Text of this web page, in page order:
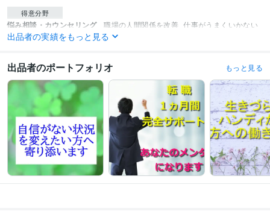
得意分野
悩み相談・カウンセリング 職場の人間関係を改善 仕事がうまくいかない
状況を改善 障害やハンディがある方への働き方支援
学習指導・資格・キャリア相談
る） 自己理解（なかなか採用をつかめない）
面接対策（年齢で諦めてい
る） 職務経歴書の添削（書類選考を通過したい） 自立応援（離婚して働
く必要がある）
出品者の実績をもっと見る
出品者のポートフォリオ もっと見る